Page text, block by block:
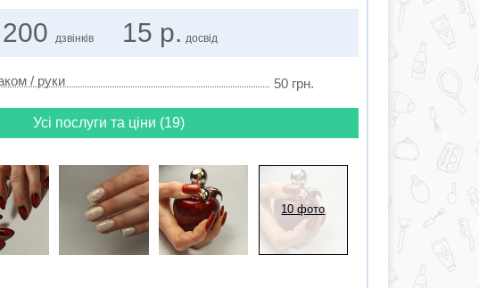
200 дзвінків 15 р. досвід
/ руки 50 грн.
Усі послуги та ціни (19)
10 фото